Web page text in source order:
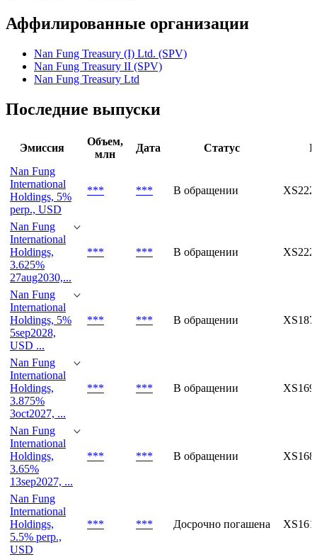
Аффилированные организации
Nan Fung Treasury (I) Ltd. (SPV)
Nan Fung Treasury II (SPV)
Nan Fung Treasury Ltd
Последние выпуски
Эмиссия
Объем,
млн
Дата Статус
Nan Fung
International
Holdings, 5%
perp., USD
*** *** В обращении
Nan Fung
International
Holdings,
3.625%
27aug2030,...
*** *** В обращении
Nan Fung
International
Holdings, 5%
5sep2028,
USD ...
*** *** В обращении
Nan Fung
International
Holdings,
3.875%
3oct2027, ...
*** *** В обращении
Nan Fung
International
Holdings,
3.65%
13sep2027, ...
*** *** В обращении
Nan Fung
International
Holdings,
5.5% perp.,
USD
*** *** Досрочно погашена